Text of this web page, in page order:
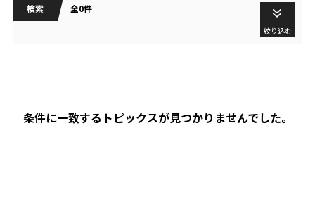
検索 全0件
絞り込む
条件に一致するトピックスが見つかりませんでした。